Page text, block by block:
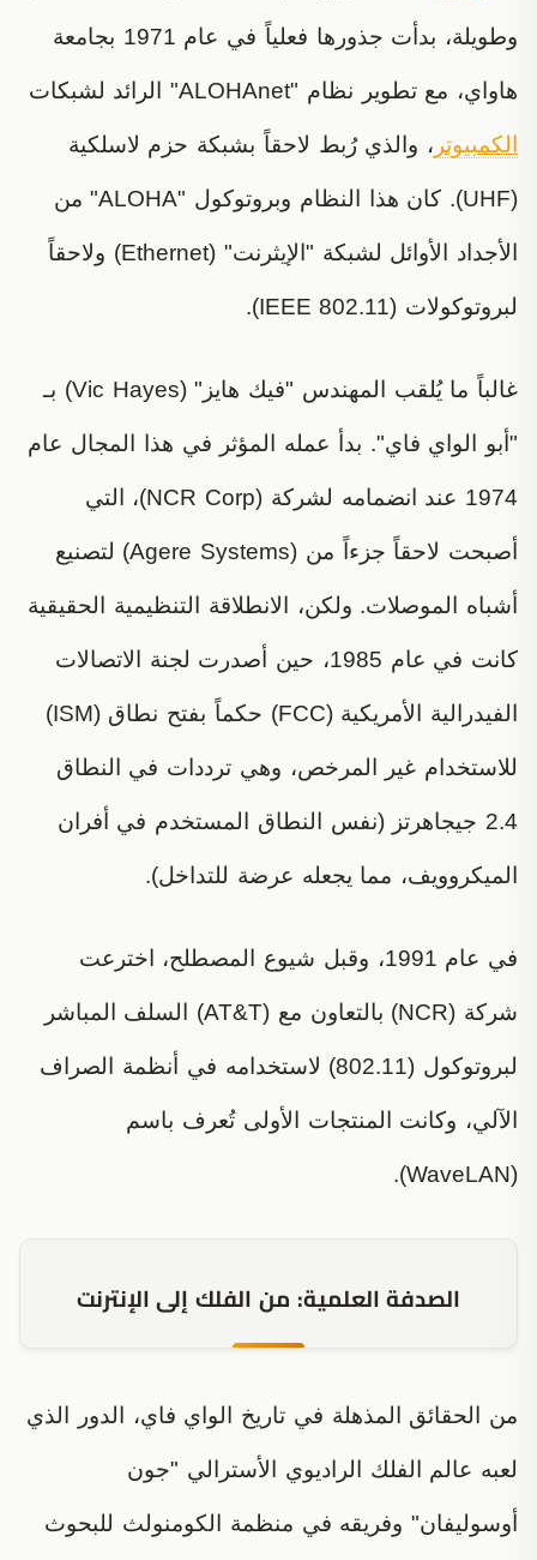
وطويلة، بدأت جذورها فعلياً في عام 1971 بجامعة
هاواي، مع تطوير نظام "ALOHAnet" الرائد لشبكات
الكمبيوتر ، والذي رُبط لاحقاً بشبكة حزم لاسلكية
(UHF). كان هذا النظام وبروتوكول "ALOHA" من
الأجداد الأوائل لشبكة "الإيثرنت" (Ethernet) ولاحقاً
لبروتوكولات (IEEE 802.11).
غالباً ما يُلقب المهندس "فيك هايز" (Vic Hayes) بـ
"أبو الواي فاي". بدأ عمله المؤثر في هذا المجال عام
1974 عند انضمامه لشركة (NCR Corp)، التي
أصبحت لاحقاً جزءاً من (Agere Systems) لتصنيع
أشباه الموصلات. ولكن، الانطلاقة التنظيمية الحقيقية
كانت في عام 1985، حين أصدرت لجنة الاتصالات
الفيدرالية الأمريكية (FCC) حكماً بفتح نطاق (ISM)
للاستخدام غير المرخص، وهي ترددات في النطاق
2.4 جيجاهرتز (نفس النطاق المستخدم في أفران
الميكروويف، مما يجعله عرضة للتداخل).
في عام 1991، وقبل شيوع المصطلح، اخترعت
شركة (NCR) بالتعاون مع (AT&T) السلف المباشر
لبروتوكول (802.11) لاستخدامه في أنظمة الصراف
الآلي، وكانت المنتجات الأولى تُعرف باسم
(WaveLAN).
الصدفة العلمية: من الفلك إلى الإنترنت
من الحقائق المذهلة في تاريخ الواي فاي، الدور الذي
لعبه عالم الفلك الراديوي الأسترالي "جون
أوسوليفان" وفريقه في منظمة الكومنولث للبحوث